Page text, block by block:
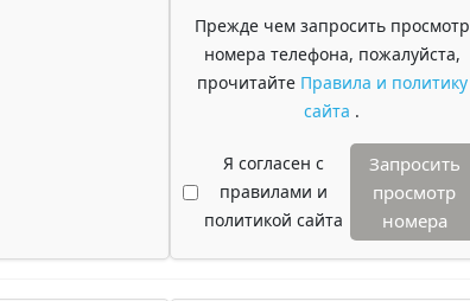
Прежде чем запросить просмотр
номера телефона, пожалуйста,
прочитайте Правила и политику
сайта .
Я согласен с
правилами и
политикой сайта
Запросить
просмотр
номера